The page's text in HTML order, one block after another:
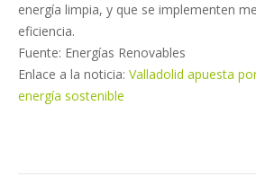
energía limpia, y que se implementen
eficiencia.
Fuente: Energías Renovables
Enlace a la noticia: Valladolid apuesta
energía sostenible